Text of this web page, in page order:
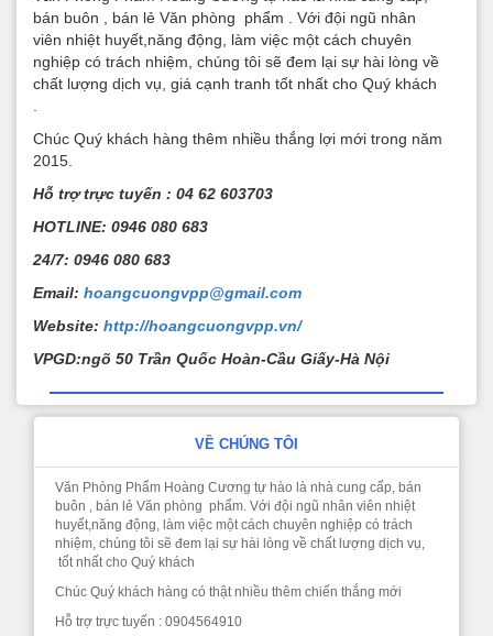
bán buôn , bán lẻ Văn phòng phẩm . Với đội ngũ nhân
viên nhiệt huyết,năng động, làm việc một cách chuyên
nghiệp có trách nhiệm, chúng tôi sẽ đem lại sự hài lòng về
chất lượng dịch vụ, giá cạnh tranh tốt nhất cho Quý khách
Chúc Quý khách hàng thêm nhiều thắng lợi mới trong năm
2015.
Hỗ trợ trực tuyến : 04 62 603703
HOTLINE: 0946 080 683
24/7: 0946 080 683
Email: hoangcuongvpp@gmail.com
Website: http://hoangcuongvpp.vn/
VPGD:ngõ 50 Trần Quốc Hoàn-Cầu Giấy-Hà Nội
VỀ CHÚNG TÔI
Văn Phòng Phẩm Hoàng Cương tự hào là nhà cung cấp, bán
buôn , bán lẻ Văn phòng phẩm. Với đội ngũ nhân viên nhiệt
huyết,năng động, làm việc một cách chuyên nghiệp có trách
nhiệm, chúng tôi sẽ đem lại sự hài lòng về chất lượng dịch vụ,
tốt nhất cho Quý khách
Chúc Quý khách hàng có thật nhiều thêm chiến thắng mới
Hỗ trợ trực tuyến : 0904564910